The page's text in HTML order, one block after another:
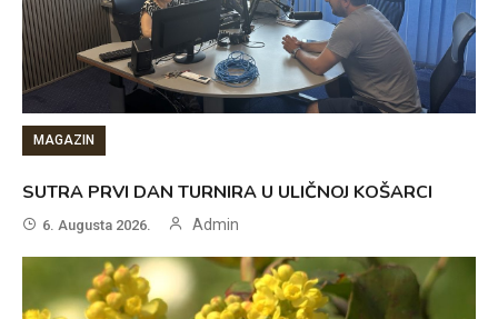
MAGAZIN
SUTRA PRVI DAN TURNIRA U ULIČNOJ KOŠARCI
6. Augusta 2026. Admin